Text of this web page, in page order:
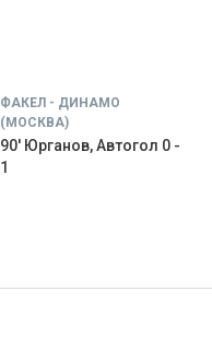
ФАКЕЛ - ДИНАМО
(МОСКВА)
90' Юрганов, Автогол 0 -
1